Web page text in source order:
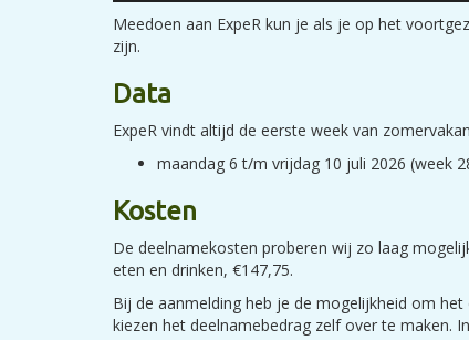
Meedoen aan ExpeR kun je als je op het
zijn.
Data
ExpeR vindt altijd de eerste week van
maandag 6 t/m vrijdag 10 juli 2026 (week
Kosten
De deelnamekosten proberen wij zo laag
eten en drinken, €147,75.
Bij de aanmelding heb je de mogelijkheid om
kiezen het deelnamebedrag zelf over te maken.